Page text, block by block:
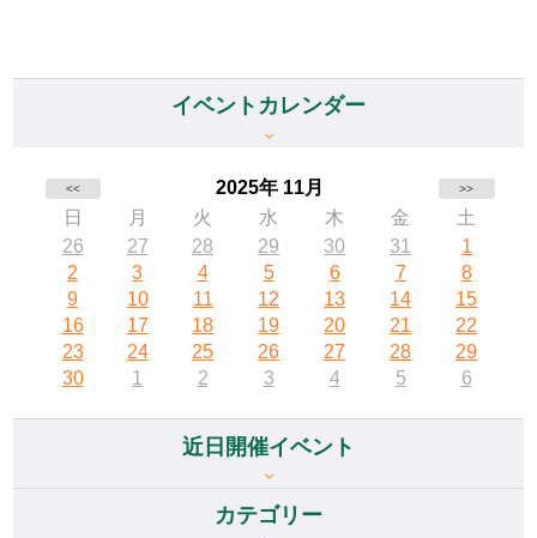
イベントカレンダー
<< 2025年 11月 >>
日 月 火 水 木 金
土
26
27 28 29 30 31
1
2
3 4 5 6 7
8
9
10 11 12 13 14
15
16
17 18 19 20 21
22
23
24 25 26 27 28
29
30
1 2 3 4 5 6
近日開催イベント
カテゴリー